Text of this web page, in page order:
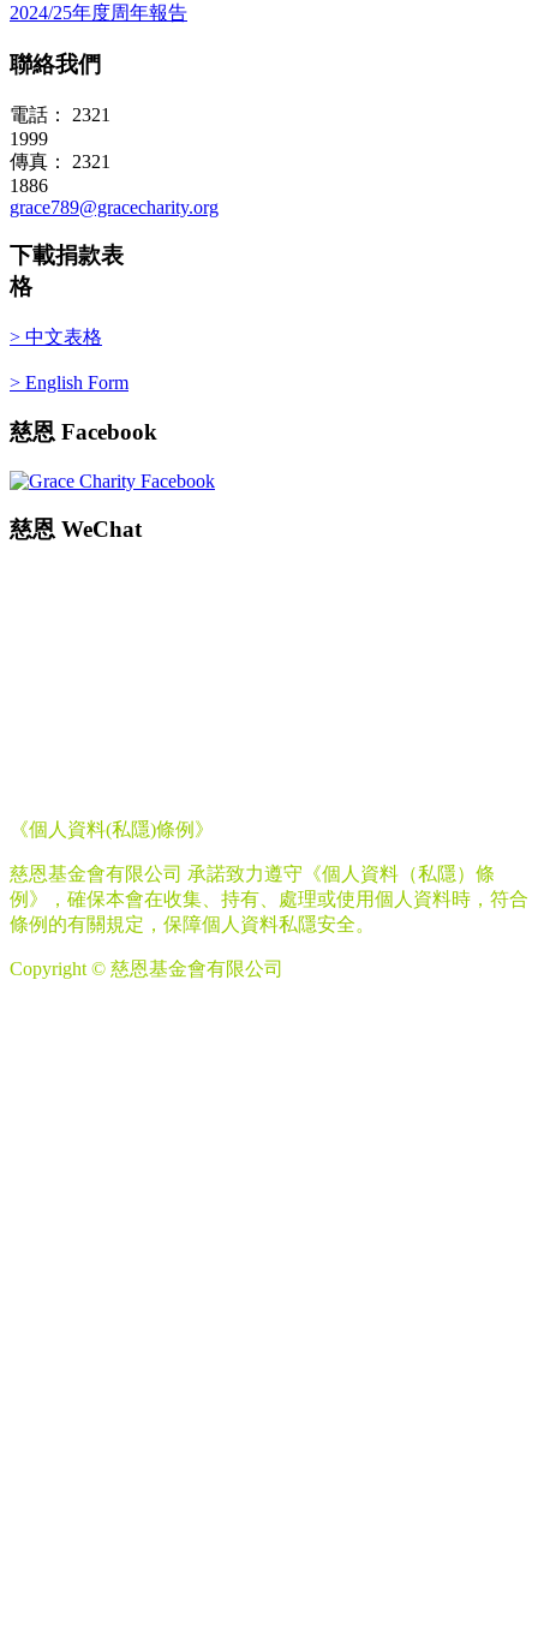
2024/25年度周年報告
聯絡我們
電話： 2321
1999
傳真： 2321
1886
grace789@gracecharity.org
下載捐款表
格
> 中文表格
> English Form
慈恩 Facebook
慈恩 WeChat
《個人資料(私隱)條例》
慈恩基金會有限公司 承諾致力遵守《個人資料（私隱）條
例》，確保本會在收集、持有、處理或使用個人資料時，符合
條例的有關規定，保障個人資料私隱安全。
Copyright © 慈恩基金會有限公司